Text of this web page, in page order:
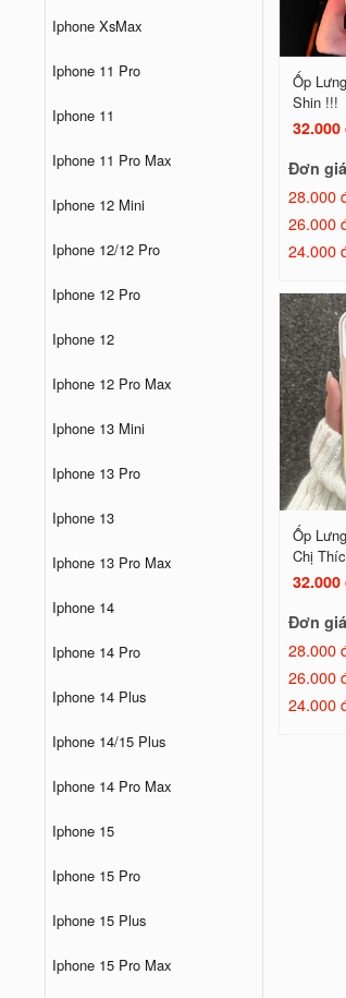
Iphone XsMax
Iphone 11 Pro
Iphone 11
Iphone 11 Pro Max
Iphone 12 Mini
Iphone 12/12 Pro
Iphone 12 Pro
Iphone 12
Iphone 12 Pro Max
Iphone 13 Mini
Iphone 13 Pro
Iphone 13
Iphone 13 Pro Max
Iphone 14
Iphone 14 Pro
Iphone 14 Plus
Iphone 14/15 Plus
Iphone 14 Pro Max
Iphone 15
Iphone 15 Pro
Iphone 15 Plus
Iphone 15 Pro Max
Ốp
Shin !!!
32.000
Đơn giá
28.000
26.000
24.000
Ốp
Chị
32.000
Đơn giá
28.000
26.000
24.000